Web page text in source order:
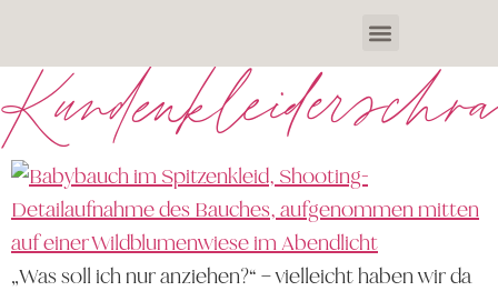
„Was soll ich nur anziehen?“ – vielleicht haben wir da